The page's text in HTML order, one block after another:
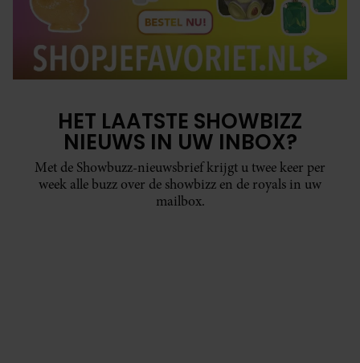
HET LAATSTE SHOWBIZZ
NIEUWS IN UW INBOX?
Met de Showbuzz-nieuwsbrief krijgt u twee keer per
week alle buzz over de showbizz en de royals in uw
mailbox.